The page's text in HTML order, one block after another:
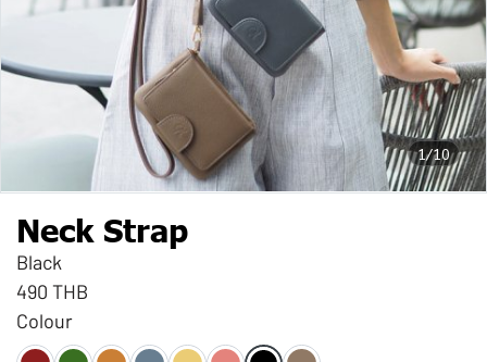
1/10
Neck Strap
Black
490 THB
Colour